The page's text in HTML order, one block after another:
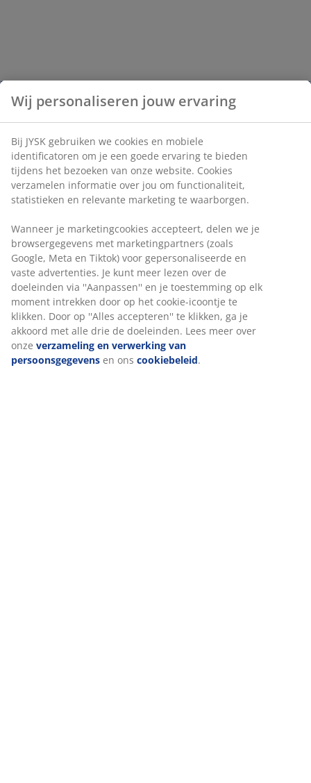
Wij personaliseren jouw ervaring
Bij JYSK gebruiken we cookies en mobiele
identificatoren om je een goede ervaring te bieden
tijdens het bezoeken van onze website. Cookies
verzamelen informatie over jou om functionaliteit,
statistieken en relevante marketing te waarborgen.
Wanneer je marketingcookies accepteert, delen we je
browsergegevens met marketingpartners (zoals
Google, Meta en Tiktok) voor gepersonaliseerde en
vaste advertenties. Je kunt meer lezen over de
doeleinden via ''Aanpassen'' en je toestemming op elk
moment intrekken door op het cookie-icoontje te
klikken. Door op ''Alles accepteren'' te klikken, ga je
akkoord met alle drie de doeleinden. Lees meer over
onze verzameling en verwerking van
persoonsgegevens en ons cookiebeleid.